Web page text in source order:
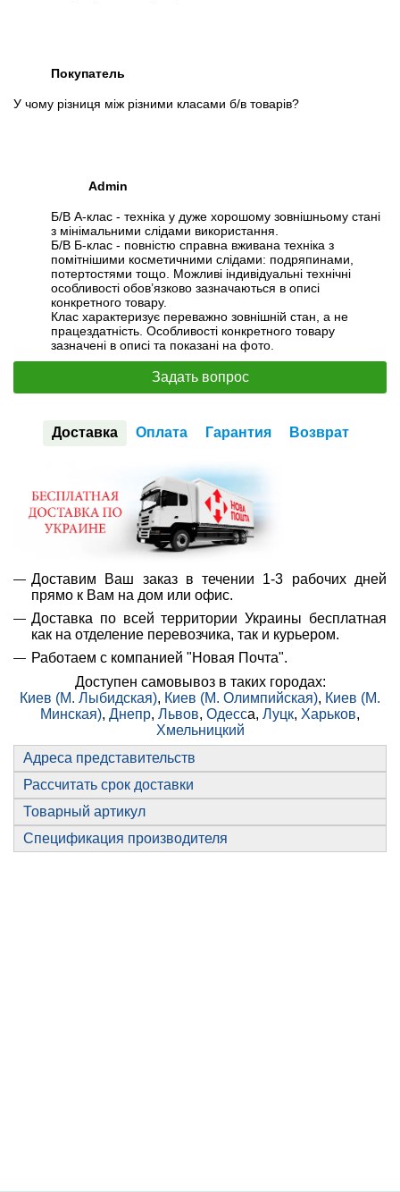
Покупатель
У чому різниця між різними класами б/в товарів?
Admin
Б/В А-клас - техніка у дуже хорошому зовнішньому стані
з мінімальними слідами використання.
Б/В Б-клас - повністю справна вживана техніка з
помітнішими косметичними слідами: подряпинами,
потертостями тощо. Можливі індивідуальні технічні
особливості обов’язково зазначаються в описі
конкретного товару.
Клас характеризує переважно зовнішній стан, а не
працездатність. Особливості конкретного товару
зазначені в описі та показані на фото.
Задать вопрос
Доставка Оплата Гарантия Возврат
Доставим Ваш заказ в течении 1-3 рабочих дней
прямо к Вам на дом или офис.
Доставка по всей территории Украины бесплатная
как на отделение перевозчика, так и курьером.
Работаем с компанией "Новая Почта".
Доступен самовывоз в таких городах:
Киев (М. Лыбидская), Киев (М. Олимпийская), Киев (М.
Минская), Днепр, Львов, Одесса, Луцк, Харьков,
Хмельницкий
Адреса представительств
Рассчитать срок доставки
Товарный артикул
Спецификация производителя